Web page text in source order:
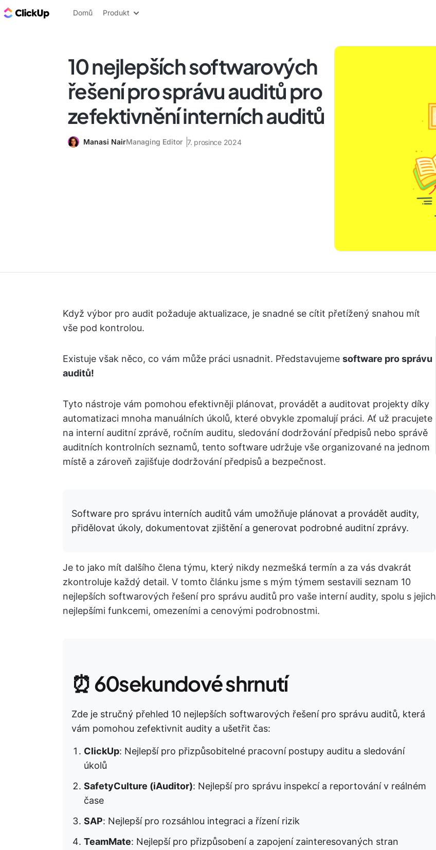
ClickUp blog
Domů Produkt
10 nejlepších softwarových
řešení pro správu auditů pro
zefektivnění interních auditů
Manasi NairManaging Editor 7. prosince 2024
Když výbor pro audit požaduje aktualizace, je snadné se cítit přetížený snahou mít
vše pod kontrolou.
Existuje však něco, co vám může práci usnadnit. Představujeme software pro správu
auditů!
Tyto nástroje vám pomohou efektivněji plánovat, provádět a auditovat projekty díky
automatizaci mnoha manuálních úkolů, které obvykle zpomalují práci. Ať už pracujete
na interní auditní zprávě, ročním auditu, sledování dodržování předpisů nebo správě
auditních kontrolních seznamů, tento software udržuje vše organizované na jednom
místě a zároveň zajišťuje dodržování předpisů a bezpečnost.
Software pro správu interních auditů vám umožňuje plánovat a provádět audity,
přidělovat úkoly, dokumentovat zjištění a generovat podrobné auditní zprávy.
Je to jako mít dalšího člena týmu, který nikdy nezmešká termín a za vás dvakrát
zkontroluje každý detail. V tomto článku jsme s mým týmem sestavili seznam 10
nejlepších softwarových řešení pro správu auditů pro vaše interní audity, spolu s jejich
nejlepšími funkcemi, omezeními a cenovými podrobnostmi.
⏰ 60sekundové shrnutí
Zde je stručný přehled 10 nejlepších softwarových řešení pro správu auditů, která
vám pomohou zefektivnit audity a ušetřit čas:
ClickUp: Nejlepší pro přizpůsobitelné pracovní postupy auditu a sledování
úkolů
SafetyCulture (iAuditor): Nejlepší pro správu inspekcí a reportování v reálném
čase
SAP: Nejlepší pro rozsáhlou integraci a řízení rizik
TeamMate: Nejlepší pro přizpůsobení a zapojení zainteresovaných stran